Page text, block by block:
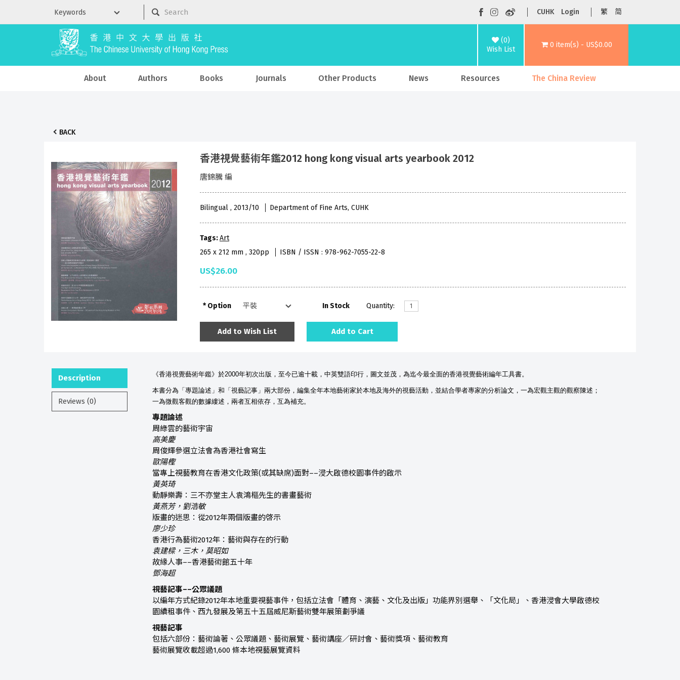
CUHK Login 繁 简
(0)
Wish List
0 item(s) - US$0.00
About Authors Books Journals Other Products News Resources The China Review
BACK
香港視覺藝術年鑑2012 hong kong visual arts yearbook 2012
唐錦騰 編
Bilingual , 2013/10 Department of Fine Arts, CUHK
Tags:Art
265 x 212 mm , 320pp
ISBN / ISSN : 978-962-7055-22-8
US$26.00
Option In Stock Quantity:
Add to Wish List Add to Cart
Description
Reviews (0)
《香港視覺藝術年鑑》於2000年初次出版，至今已逾十載，中英雙語印行，圖文並茂，為迄今最全面的香港視覺藝術編年工具書。
本書分為「專題論述」和「視藝記事」兩大部份，編集全年本地藝術家於本地及海外的視藝活動，並結合學者專家的分析論文，一為宏觀主觀的觀察陳述；
一為微觀客觀的數據縷述，兩者互相依存，互為補充。
專題論述
周綠雲的藝術宇宙
高美慶
周俊輝參選立法會為香港社會寫生
歐陽檉
當專上視藝教育在香港文化政策(或其缺席)面對––浸大啟德校園事件的啟示
黃英琦
動靜樂壽：三不亦堂主人袁鴻樞先生的書畫藝術
黃燕芳，劉浩敏
版畫的迷思：從2012年兩個版畫的啓示
廖少珍
香港行為藝術2012年：藝術與存在的行動
袁建樑，三木，莫昭如
故緣人事––香港藝術館五十年
鄧海超
視藝記事––公眾議題
以編年方式紀錄2012年本地重要視藝事件，包括立法會「體育、演藝、文化及出版」功能界別選舉、「文化局」、香港浸會大學啟德校
園續租事件、西九發展及第五十五屆威尼斯藝術雙年展策劃爭議
視藝記事
包括六部份：藝術論著、公眾議題、藝術展覽、藝術講座／研討會、藝術獎項、藝術教育
藝術展覽收載超過1,600 條本地視藝展覽資料